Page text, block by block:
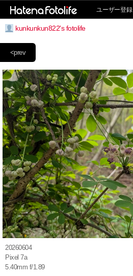
ユーザー登録
kunkunkun822's fotolife
<prev
20260604
Pixel 7a
5.40mm f/1.89